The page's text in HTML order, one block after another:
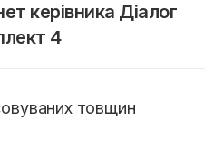
керівника Діалог
4
товщин